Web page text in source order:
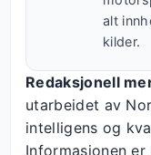
alt
kilder.
Redaksjonell
utarbeidet av
intelligens og
Informasjonen